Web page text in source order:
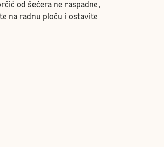
od šećera ne raspadne,
na radnu ploču i ostavite